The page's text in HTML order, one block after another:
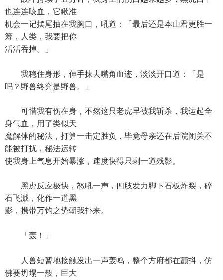
也连连咳血，它瞅准
机会一记摆尾抽在我胸口，吼道：「最后还是本山君更胜一
筹，人类，我要把你
活活吞掉。」
我稳住身形，伸手抹去嘴角血迹，淡淡开口道：「是
吗？野兽终究是野兽。」
可惜我有伤在身，不然这只老虎早被我斩杀，我运起全
身气血，用了类似天
魔解体的秘法，打算一击定胜负，毕竟母亲还在后院闭关不
能被打扰，秘法运转
使我身上气息开始暴涨，速度快得只剩一道残影。
黑虎反应极快，怒吼一声，四肢发力脚下石板炸裂，碎
石飞溅，化作一道黑
影，携带万钧之势朝我扑来。
「轰！」
人兽短暂地接触发出一声轰鸣，整个方府都在颤抖，仿
佛要坍塌一般，巨大